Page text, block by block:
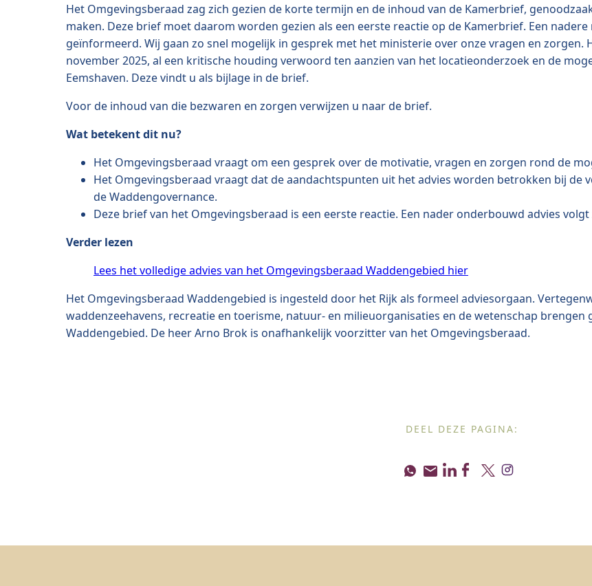
Het Omgevingsberaad zag zich gezien de korte termijn en de inhoud van de Kamerbrief,
maken. Deze brief moet daarom worden gezien als een eerste reactie op de Kamerbrief. Een
geïnformeerd. Wij gaan zo snel mogelijk in gesprek met het ministerie over onze vragen en zorgen.
november 2025, al een kritische houding verwoord ten aanzien van het locatieonderzoek en de
Eemshaven. Deze vindt u als bijlage in de brief.
Voor de inhoud van die bezwaren en zorgen verwijzen u naar de brief.
Wat betekent dit nu?
Het Omgevingsberaad vraagt om een gesprek over de motivatie, vragen en zorgen rond de
Het Omgevingsberaad vraagt dat de aandachtspunten uit het advies worden betrokken bij de
de Waddengovernance.
Deze brief van het Omgevingsberaad is een eerste reactie. Een nader onderbouwd advies
Verder lezen
Lees het volledige advies van het Omgevingsberaad Waddengebied hier
Het Omgevingsberaad Waddengebied is ingesteld door het Rijk als formeel adviesorgaan.
waddenzeehavens, recreatie en toerisme, natuur- en milieuorganisaties en de wetenschap brengen
Waddengebied. De heer Arno Brok is onafhankelijk voorzitter van het Omgevingsberaad.
DEEL DEZE PAGINA: